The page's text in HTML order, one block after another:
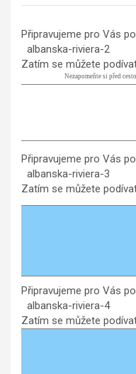
Připravujeme pro Vás
albanska-riviera-2
Zatím se můžete
Nezapomeňte si před
Připravujeme pro Vás
albanska-riviera-3
Zatím se můžete
Připravujeme pro Vás
albanska-riviera-4
Zatím se můžete